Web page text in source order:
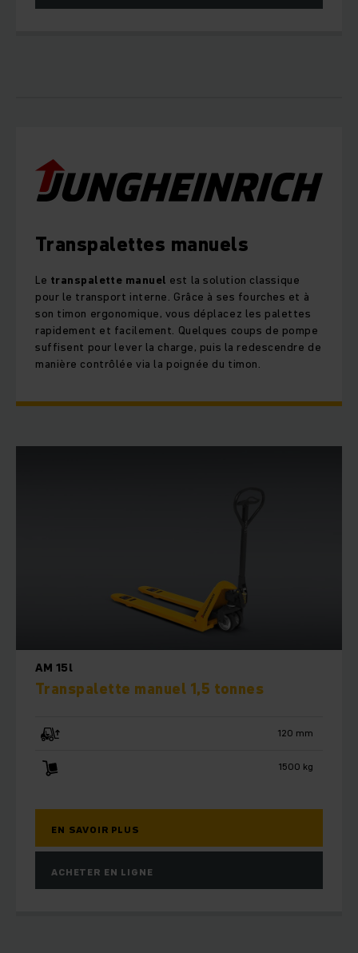
Transpalettes manuels
Le transpalette manuel est la solution classique
pour le transport interne. Grâce à ses fourches et à
son timon ergonomique, vous déplacez les palettes
rapidement et facilement. Quelques coups de pompe
suffisent pour lever la charge, puis la redescendre de
manière contrôlée via la poignée du timon.
AM 15l
Transpalette manuel 1,5 tonnes
120 mm
1500 kg
EN SAVOIR PLUS
ACHETER EN LIGNE